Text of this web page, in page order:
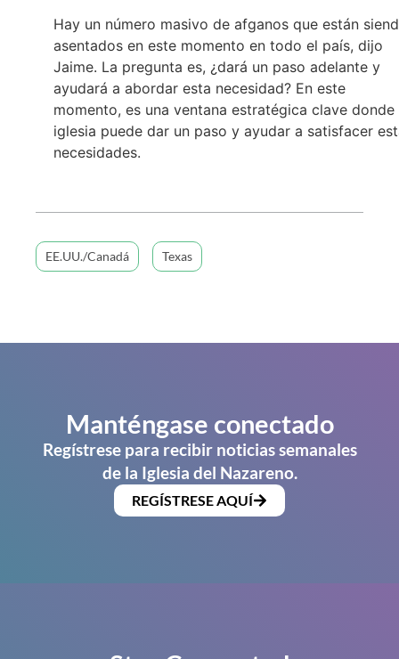
Hay un número masivo de afganos que están
asentados en este momento en todo el país, dijo
Jaime. La pregunta es, ¿dará un paso adelante y
ayudará a abordar esta necesidad? En este
momento, es una ventana estratégica clave donde
iglesia puede dar un paso y ayudar a satisfacer
necesidades.
EE.UU./Canadá Texas
Manténgase conectado
Regístrese para recibir noticias semanales
de la Iglesia del Nazareno.
REGÍSTRESE AQUÍ